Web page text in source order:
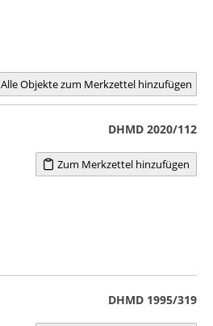
Alle Objekte zum Merkzettel hinzufügen
DHMD 2020/112
Zum Merkzettel hinzufügen
DHMD 1995/319